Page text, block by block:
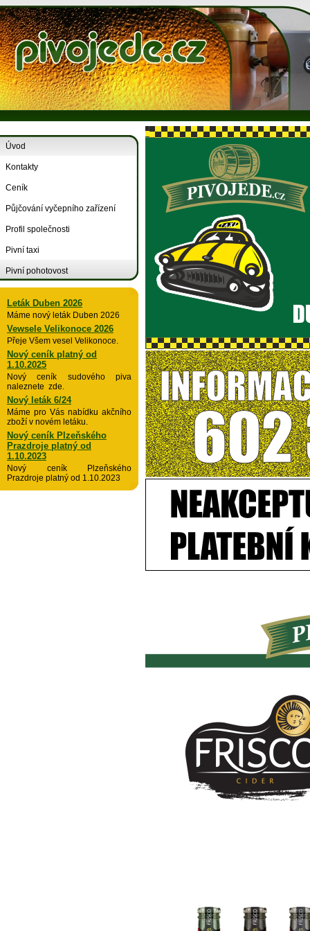
Úvod
Kontakty
Ceník
Půjčování vyčepního zařízení
Profil společnosti
Pivní taxi
Pivní pohotovost
Leták Duben 2026
Máme nový leták Duben 2026
Vewsele Velikonoce 2026
Přeje Všem vesel Velikonoce.
Nový ceník platný od
1.10.2025
Nový ceník sudového piva
naleznete zde.
Nový leták 6/24
Máme pro Vás nabídku akčního
zboží v novém letáku.
Nový ceník Plzeňského
Prazdroje platný od
1.10.2023
Nový ceník Plzeňského
Prazdroje platný od 1.10.2023